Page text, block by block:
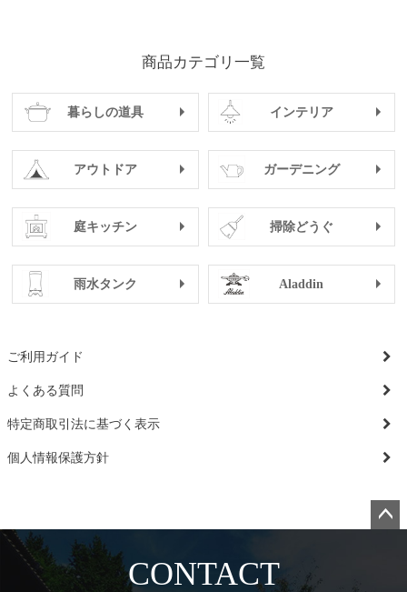
商品カテゴリ一覧
暮らしの道具 インテリア
アウトドア ガーデニング
庭キッチン 掃除どうぐ
雨水タンク Aladdin
ご利用ガイド
よくある質問
特定商取引法に基づく表示
個人情報保護方針
CONTACT